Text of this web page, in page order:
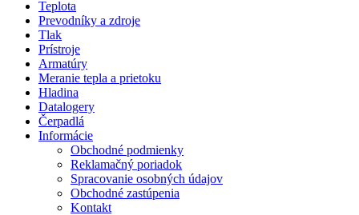
Teplota
Prevodníky a zdroje
Tlak
Prístroje
Armatúry
Meranie tepla a prietoku
Hladina
Datalogery
Čerpadlá
Informácie
Obchodné podmienky
Reklamačný poriadok
Spracovanie osobných údajov
Obchodné zastúpenia
Kontakt